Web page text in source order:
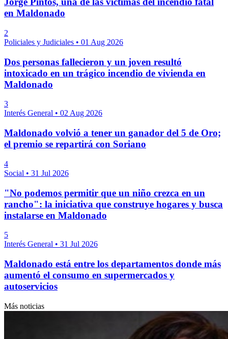
en Maldonado
2
Policiales y Judiciales • 01 Aug 2026
Dos personas fallecieron y un joven resultó
intoxicado en un trágico incendio de vivienda en
Maldonado
3
Interés General • 02 Aug 2026
Maldonado volvió a tener un ganador del 5 de Oro;
el premio se repartirá con Soriano
4
Social • 31 Jul 2026
"No podemos permitir que un niño crezca en un
rancho": la iniciativa que construye hogares y busca
instalarse en Maldonado
5
Interés General • 31 Jul 2026
Maldonado está entre los departamentos donde más
aumentó el consumo en supermercados y
autoservicios
Más noticias